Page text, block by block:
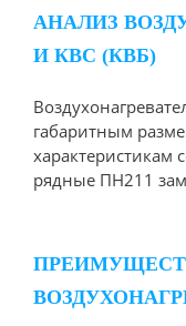
АНАЛИЗ
И КВС (КВБ)
габаритным
характеристикам
рядные ПН211